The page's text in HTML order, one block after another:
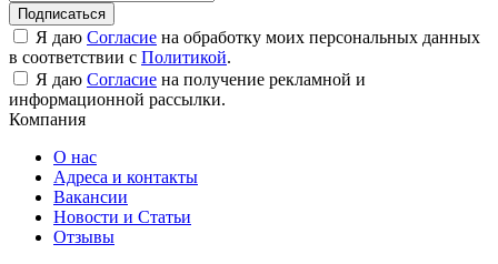
Подписаться
Я даю Согласие на обработку моих персональных данных
в соответствии с Политикой.
Я даю Согласие на получение рекламной и
информационной рассылки.
Компания
О нас
Адреса и контакты
Вакансии
Новости и Статьи
Отзывы